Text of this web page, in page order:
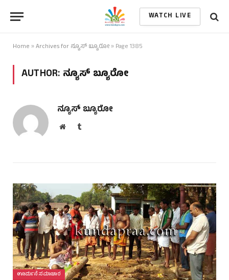
WATCH LIVE
Home »Archives for ನ್ಯೂಸ್ ಬ್ಯೂರೋ» Page 1385
AUTHOR: ನ್ಯೂಸ್ ಬ್ಯೂರೋ
ನ್ಯೂಸ್ ಬ್ಯೂರೋ
WebsiteTumblr
ಊರ್ಮನೆ ಸಮಾಚಾರ